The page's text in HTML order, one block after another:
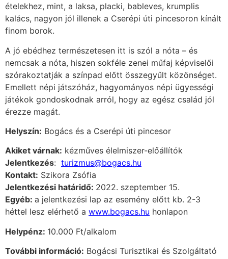
ételekhez, mint, a laksa, placki, bableves, krumplis
kalács, nagyon jól illenek a Cserépi úti pincesoron kínált
finom borok.
A jó ebédhez természetesen itt is szól a nóta – és
nemcsak a nóta, hiszen sokféle zenei műfaj képviselői
szórakoztatják a színpad előtt összegyűlt közönséget.
Emellett népi játszóház, hagyományos népi ügyességi
játékok gondoskodnak arról, hogy az egész család jól
érezze magát.
Helyszín: Bogács és a Cserépi úti pincesor
Akiket várnak: kézműves élelmiszer-előállítók
Jelentkezés: turizmus@bogacs.hu
Kontakt: Szikora Zsófia
Jelentkezési határidő: 2022. szeptember 15.
Egyéb: a jelentkezési lap az esemény előtt kb. 2-3
héttel lesz elérhető a www.bogacs.hu honlapon
Helypénz: 10.000 Ft/alkalom
További információ: Bogácsi Turisztikai és Szolgáltató